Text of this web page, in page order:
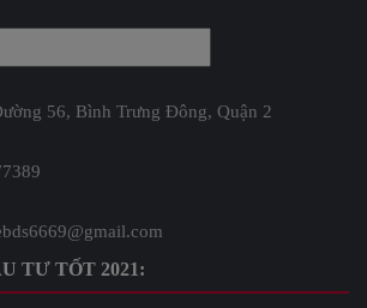
56, Bình Trưng Đông, Quận 2
TƯ TỐT 2021: